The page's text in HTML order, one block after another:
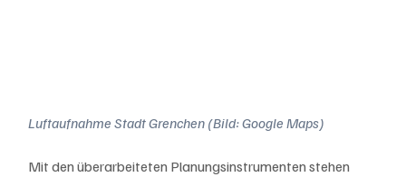
Luftaufnahme Stadt Grenchen (Bild: Google Maps)
Mit den überarbeiteten Planungsinstrumenten stehen